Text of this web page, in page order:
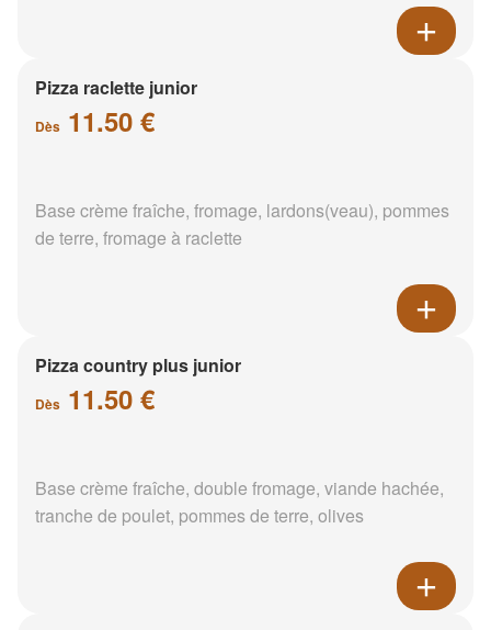
Pizza raclette junior
Dès 11.50 €
Base crème fraîche, fromage, lardons(veau), pommes
de terre, fromage à raclette
Pizza country plus junior
Dès 11.50 €
Base crème fraîche, double fromage, viande hachée,
tranche de poulet, pommes de terre, olives